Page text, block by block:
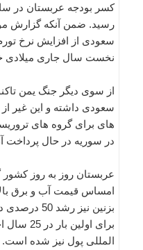
رسید. ضمن آنکه گزارش
سعودی از افزایش نرخ
نخست سال جاری میلادی
از سوی دیگر جنگ یمن
سعودی داشته و این غیر
های برای گروه های
در سوریه در حال پرداخت
عربستان روز به روز
امساس قیمت آب و برق
بزنین نیز
برای
المللی پول نیز شده